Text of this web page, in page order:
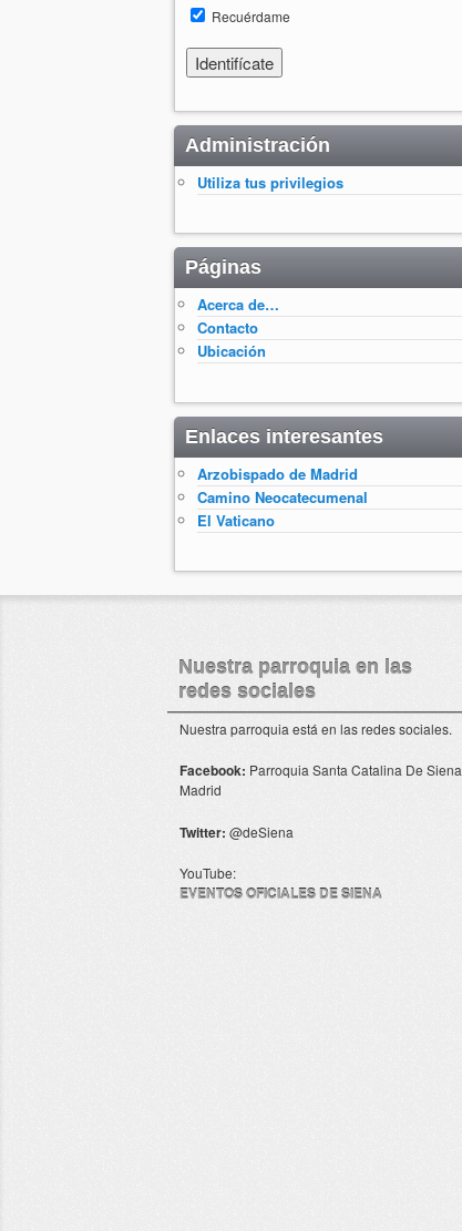
Recuérdame
Administración
Utiliza tus privilegios
Páginas
Acerca de…
Contacto
Ubicación
Enlaces interesantes
Arzobispado de Madrid
Camino Neocatecumenal
El Vaticano
Nuestra parroquia en las
redes sociales
Nuestra parroquia está en las redes sociales.
Facebook: Parroquia Santa Catalina De Siena
Madrid
Twitter: @deSiena
YouTube:
EVENTOS OFICIALES DE SIENA